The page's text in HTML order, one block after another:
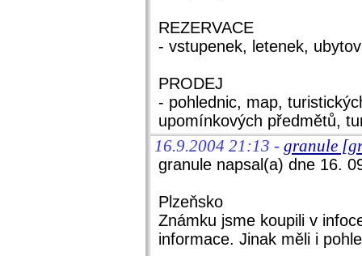
REZERVACE
- vstupenek, letenek,
PRODEJ
- pohlednic, map,
upomínkových předmětů,
16.9.2004 21:13 - granule
granule napsal(a) dne 16.
Plzeňsko
Známku jsme koupili v
informace. Jinak měli i